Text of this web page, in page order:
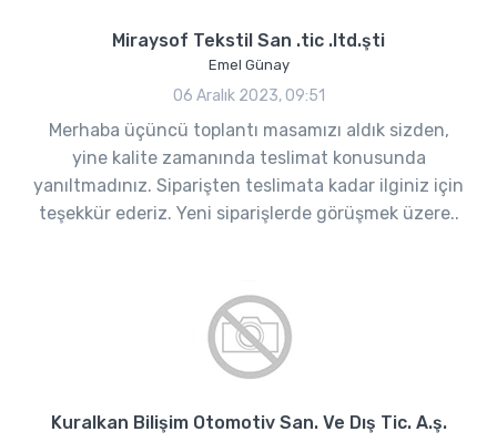
Miraysof Tekstil San .tic .ltd.şti
Emel Günay
06 Aralık 2023, 09:51
Merhaba üçüncü toplantı masamızı aldık sizden,
yine kalite zamanında teslimat konusunda
yanıltmadınız. Siparişten teslimata kadar ilginiz için
teşekkür ederiz. Yeni siparişlerde görüşmek üzere..
Kuralkan Bilişim Otomotiv San. Ve Dış Tic. A.ş.